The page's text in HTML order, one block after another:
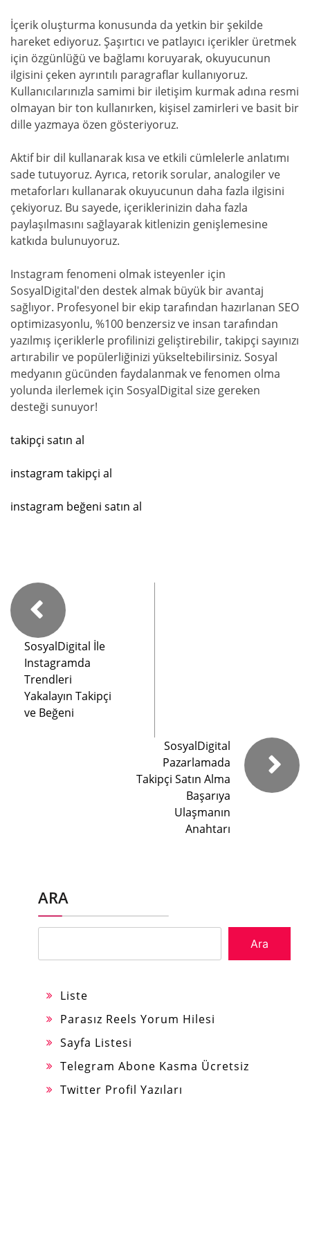
İçerik oluşturma konusunda da yetkin bir şekilde
hareket ediyoruz. Şaşırtıcı ve patlayıcı içerikler üretmek
için özgünlüğü ve bağlamı koruyarak, okuyucunun
ilgisini çeken ayrıntılı paragraflar kullanıyoruz.
Kullanıcılarınızla samimi bir iletişim kurmak adına resmi
olmayan bir ton kullanırken, kişisel zamirleri ve basit bir
dille yazmaya özen gösteriyoruz.
Aktif bir dil kullanarak kısa ve etkili cümlelerle anlatımı
sade tutuyoruz. Ayrıca, retorik sorular, analogiler ve
metaforları kullanarak okuyucunun daha fazla ilgisini
çekiyoruz. Bu sayede, içeriklerinizin daha fazla
paylaşılmasını sağlayarak kitlenizin genişlemesine
katkıda bulunuyoruz.
Instagram fenomeni olmak isteyenler için
SosyalDigital'den destek almak büyük bir avantaj
sağlıyor. Profesyonel bir ekip tarafından hazırlanan SEO
optimizasyonlu, %100 benzersiz ve insan tarafından
yazılmış içeriklerle profilinizi geliştirebilir, takipçi sayınızı
artırabilir ve popülerliğinizi yükseltebilirsiniz. Sosyal
medyanın gücünden faydalanmak ve fenomen olma
yolunda ilerlemek için SosyalDigital size gereken
desteği sunuyor!
takipçi satın al
instagram takipçi al
instagram beğeni satın al
SosyalDigital İle
Instagramda
Trendleri
Yakalayın Takipçi
ve Beğeni
SosyalDigital
Pazarlamada
Takipçi Satın Alma
Başarıya
Ulaşmanın
Anahtarı
ARA
Ara
Liste
Parasız Reels Yorum Hilesi
Sayfa Listesi
Telegram Abone Kasma Ücretsiz
Twitter Profil Yazıları